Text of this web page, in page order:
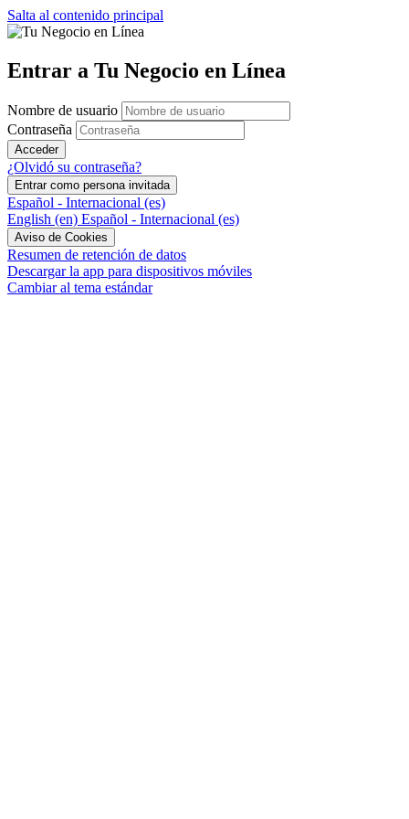
Salta al contenido principal
Entrar a Tu Negocio en Línea
Nombre de usuario
Contraseña
Acceder
¿Olvidó su contraseña?
Entrar como persona invitada
Español - Internacional ‎(es)‎
English ‎(en)‎ Español - Internacional ‎(es)‎
Aviso de Cookies
Resumen de retención de datos
Descargar la app para dispositivos móviles
Cambiar al tema estándar